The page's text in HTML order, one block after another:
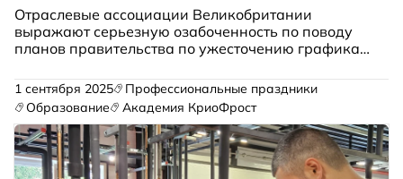
Отраслевые ассоциации Великобритании
выражают серьезную озабоченность по поводу
планов правительства по ужесточению графика
указывают эксперты, — это критическое
отставание в подготовке инженерно-технического
персонала.
1 сентября 2025
Профессиональные праздники
Образование
Академия КриоФрост